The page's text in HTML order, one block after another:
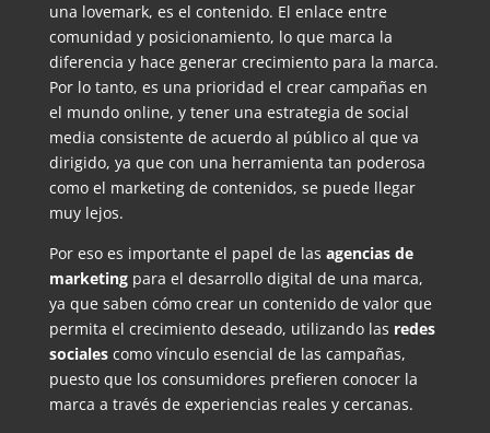
una lovemark, es el contenido. El enlace entre
comunidad y posicionamiento, lo que marca la
diferencia y hace generar crecimiento para la marca.
Por lo tanto, es una prioridad el crear campañas en
el mundo online, y tener una estrategia de social
media consistente de acuerdo al público al que va
dirigido, ya que con una herramienta tan poderosa
como el marketing de contenidos, se puede llegar
muy lejos.
Por eso es importante el papel de las agencias de
marketingpara el desarrollo digital de una marca,
ya que saben cómo crear un contenido de valor que
permita el crecimiento deseado, utilizando las redes
socialescomo vínculo esencial de las campañas,
puesto que los consumidores prefieren conocer la
marca a través de experiencias reales y cercanas.